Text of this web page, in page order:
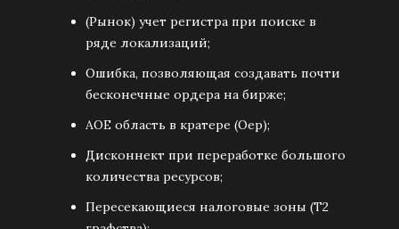
(Рынок) учет регистра при поиске в
ряде локализаций;
Ошибка, позволяющая создавать почти
бесконечные ордера на бирже;
AOE область в кратере (Оер);
Дисконнект при переработке большого
количества ресурсов;
Пересекающиеся налоговые зоны (Т2